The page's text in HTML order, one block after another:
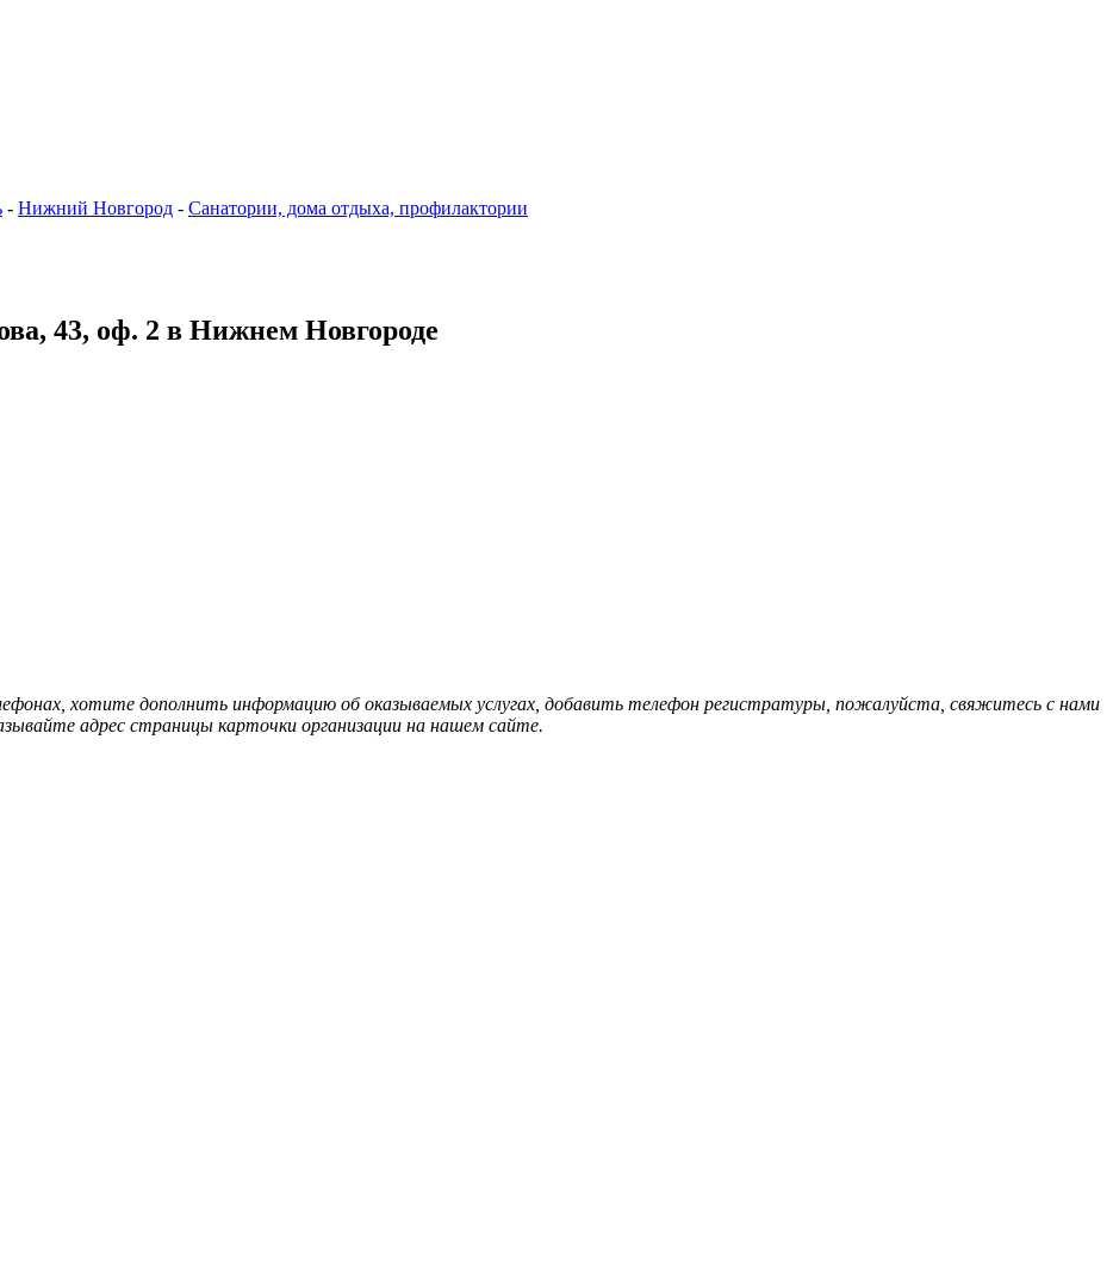
- Нижний Новгород - Санатории, дома отдыха, профилактории
43, оф. 2 в Нижнем Новгороде
хотите дополнить информацию об оказываемых услугах, добавить телефон регистратуры, пожалуйста, свяжитесь с нами
адрес страницы карточки организации на нашем сайте.